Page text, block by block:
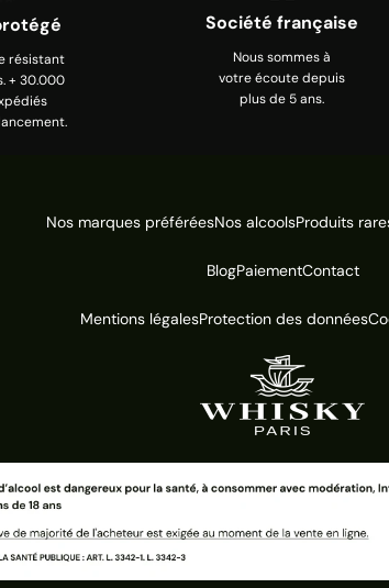
résistant
+ 30.000
Société française
Nous sommes à
votre écoute depuis
plus de 5 ans.
Nos marques préféréesNos alcoolsProduits
BlogPaiementContact
Mentions légalesProtection des données